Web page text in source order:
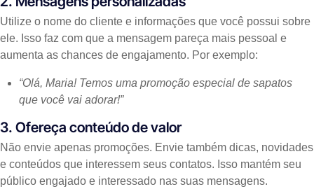
Utilize o nome do cliente e informações que você possui sobre
ele. Isso faz com que a mensagem pareça mais pessoal e
aumenta as chances de engajamento. Por exemplo:
“Olá, Maria! Temos uma promoção especial de sapatos
que você vai adorar!”
3. Ofereça conteúdo de valor
Não envie apenas promoções. Envie também dicas, novidades
e conteúdos que interessem seus contatos. Isso mantém seu
público engajado e interessado nas suas mensagens.